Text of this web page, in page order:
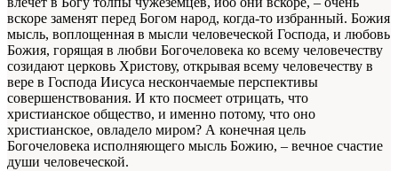
вскоре заменят перед Богом народ, когда-то избранный. Божия
мысль, воплощенная в мысли человеческой Господа, и любовь
Божия, горящая в любви Богочеловека ко всему человечеству
созидают церковь Христову, открывая всему человечеству в
вере в Господа Иисуса нескончаемые перспективы
совершенствования. И кто посмеет отрицать, что
христианское общество, и именно потому, что оно
христианское, овладело миром? А конечная цель
Богочеловека исполняющего мысль Божию, – вечное счастие
души человеческой.